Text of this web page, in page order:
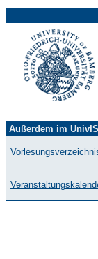
Außerdem im UnivIS